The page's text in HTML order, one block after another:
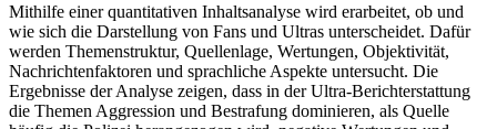
Mithilfe einer quantitativen Inhaltsanalyse wird erarbeitet, ob und
wie sich die Darstellung von Fans und Ultras unterscheidet. Dafür
werden Themenstruktur, Quellenlage, Wertungen, Objektivität,
Nachrichtenfaktoren und sprachliche Aspekte untersucht. Die
Ergebnisse der Analyse zeigen, dass in der Ultra-Berichterstattung
die Themen Aggression und Bestrafung dominieren, als Quelle